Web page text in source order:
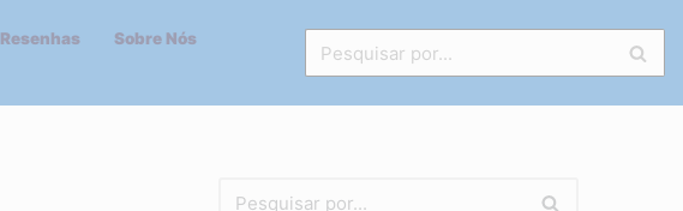
Resenhas
Sobre Nós